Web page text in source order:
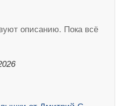
описанию. Пока всё